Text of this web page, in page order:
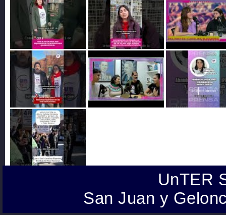
UnTER
San Juan y